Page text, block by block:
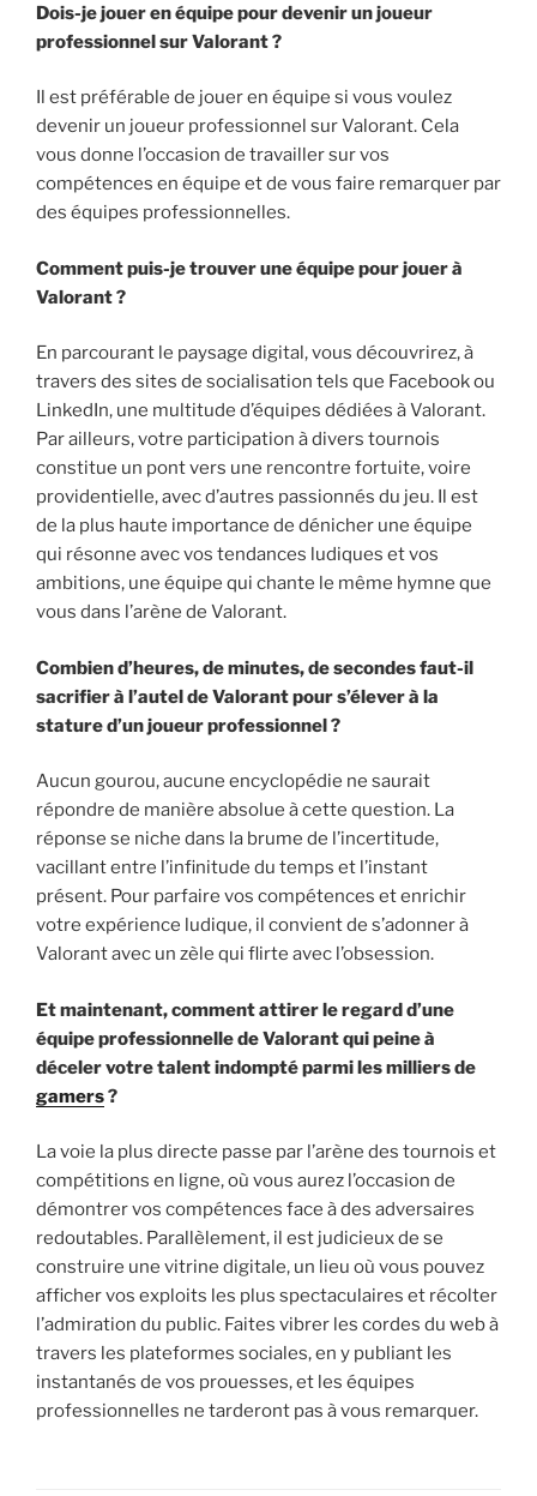
Dois-je jouer en équipe pour devenir un joueur
professionnel sur Valorant ?
Il est préférable de jouer en équipe si vous voulez
devenir un joueur professionnel sur Valorant. Cela
vous donne l’occasion de travailler sur vos
compétences en équipe et de vous faire remarquer par
des équipes professionnelles.
Comment puis-je trouver une équipe pour jouer à
Valorant ?
En parcourant le paysage digital, vous découvrirez, à
travers des sites de socialisation tels que Facebook ou
LinkedIn, une multitude d’équipes dédiées à Valorant.
Par ailleurs, votre participation à divers tournois
constitue un pont vers une rencontre fortuite, voire
providentielle, avec d’autres passionnés du jeu. Il est
de la plus haute importance de dénicher une équipe
qui résonne avec vos tendances ludiques et vos
ambitions, une équipe qui chante le même hymne que
vous dans l’arène de Valorant.
Combien d’heures, de minutes, de secondes faut-il
sacrifier à l’autel de Valorant pour s’élever à la
stature d’un joueur professionnel ?
Aucun gourou, aucune encyclopédie ne saurait
répondre de manière absolue à cette question. La
réponse se niche dans la brume de l’incertitude,
vacillant entre l’infinitude du temps et l’instant
présent. Pour parfaire vos compétences et enrichir
votre expérience ludique, il convient de s’adonner à
Valorant avec un zèle qui flirte avec l’obsession.
Et maintenant, comment attirer le regard d’une
équipe professionnelle de Valorant qui peine à
déceler votre talent indompté parmi les milliers de
gamers?
La voie la plus directe passe par l’arène des tournois et
compétitions en ligne, où vous aurez l’occasion de
démontrer vos compétences face à des adversaires
redoutables. Parallèlement, il est judicieux de se
construire une vitrine digitale, un lieu où vous pouvez
afficher vos exploits les plus spectaculaires et récolter
l’admiration du public. Faites vibrer les cordes du web à
travers les plateformes sociales, en y publiant les
instantanés de vos prouesses, et les équipes
professionnelles ne tarderont pas à vous remarquer.